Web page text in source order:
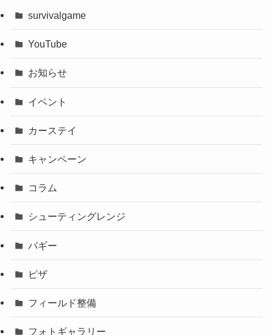
survivalgame
YouTube
お知らせ
イベント
カーステイ
キャンペーン
コラム
シューティングレンジ
バギー
ピザ
フィールド整備
フォトギャラリー